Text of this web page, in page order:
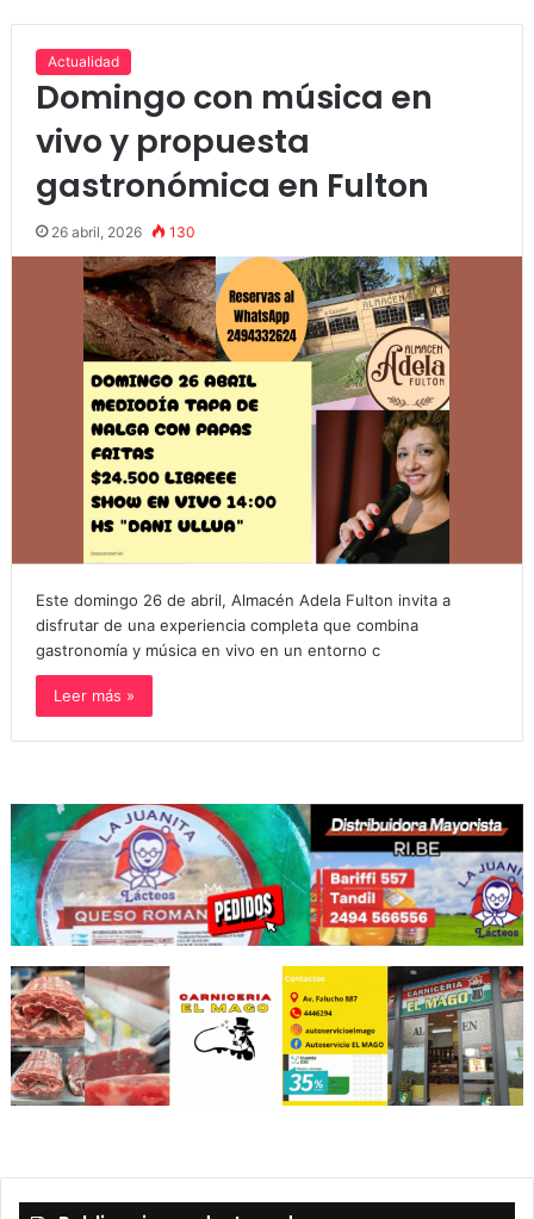
Actualidad
Domingo con música en
vivo y propuesta
gastronómica en Fulton
26 abril, 2026 130
Este domingo 26 de abril, Almacén Adela Fulton invita a
disfrutar de una experiencia completa que combina
gastronomía y música en vivo en un entorno c
Leer más »